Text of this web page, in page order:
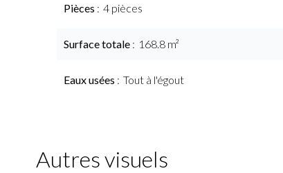
Pièces 4 pièces
Surface totale 168.8 m²
Eaux usées Tout à l'égout
Autres visuels